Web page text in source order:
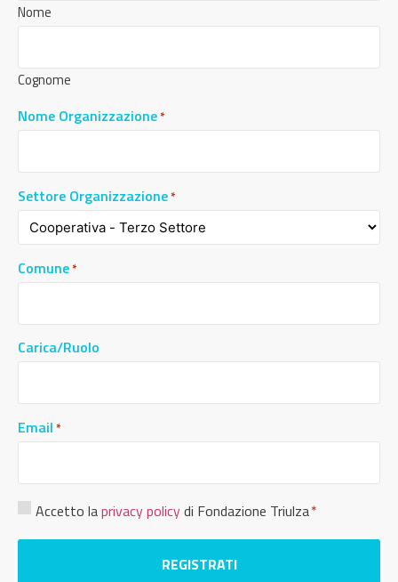
Nome
Cognome
Nome Organizzazione*
Settore Organizzazione*
Comune*
Carica/Ruolo
Email *
Consenso
Accetto laprivacy policydi Fondazione Triulza*